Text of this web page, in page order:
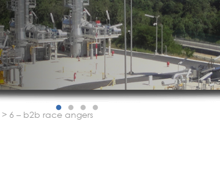
> 6 – b2b race angers